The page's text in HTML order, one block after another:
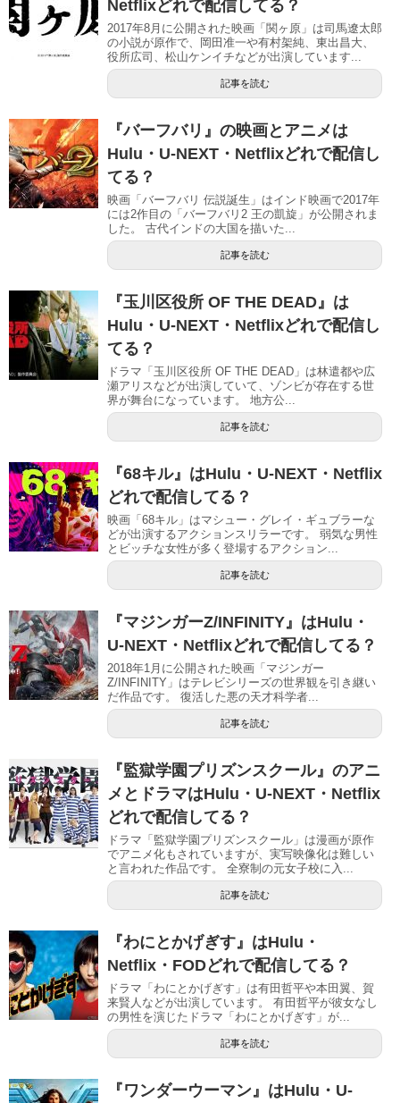
Netflixどれで配信してる？
2017年8月に公開された映画「関ヶ原」は司馬遼太郎
の小説が原作で、岡田准一や有村架純、東出昌大、
役所広司、松山ケンイチなどが出演しています...
記事を読む
『バーフバリ』の映画とアニメは
Hulu・U-NEXT・Netflixどれで配信し
てる？
映画「バーフバリ 伝説誕生」はインド映画で2017年
には2作目の「バーフバリ2 王の凱旋」が公開されま
した。 古代インドの大国を描いた...
記事を読む
『玉川区役所 OF THE DEAD』は
Hulu・U-NEXT・Netflixどれで配信し
てる？
ドラマ「玉川区役所 OF THE DEAD」は林遣都や広
瀬アリスなどが出演していて、ゾンビが存在する世
界が舞台になっています。 地方公...
記事を読む
『68キル』はHulu・U-NEXT・Netflix
どれで配信してる？
映画「68キル」はマシュー・グレイ・ギュブラーな
どが出演するアクションスリラーです。 弱気な男性
とビッチな女性が多く登場するアクション...
記事を読む
『マジンガーZ/INFINITY』はHulu・
U-NEXT・Netflixどれで配信してる？
2018年1月に公開された映画「マジンガー
Z/INFINITY」はテレビシリーズの世界観を引き継い
だ作品です。 復活した悪の天才科学者...
記事を読む
『監獄学園プリズンスクール』のアニ
メとドラマはHulu・U-NEXT・Netflix
どれで配信してる？
ドラマ「監獄学園プリズンスクール」は漫画が原作
でアニメ化もされていますが、実写映像化は難しい
と言われた作品です。 全寮制の元女子校に入...
記事を読む
『わにとかげぎす』はHulu・
Netflix・FODどれで配信してる？
ドラマ「わにとかげぎす」は有田哲平や本田翼、賀
来賢人などが出演しています。 有田哲平が彼女なし
の男性を演じたドラマ「わにとかげぎす」が...
記事を読む
『ワンダーウーマン』はHulu・U-